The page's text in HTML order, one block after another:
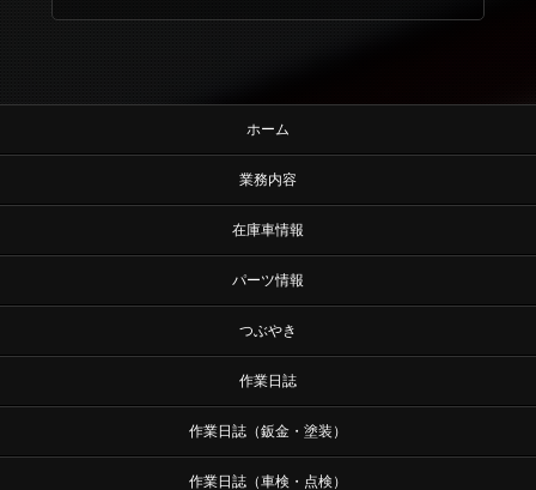
ホーム
業務内容
在庫車情報
パーツ情報
つぶやき
作業日誌
作業日誌（鈑金・塗装）
作業日誌（車検・点検）